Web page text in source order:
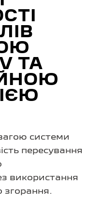
ТА
системи
пересування
використання
згорання.